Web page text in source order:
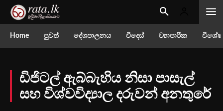
Home පුවත් දේශපාලනය විදෙස් ව්‍යාපාරික
ඩිජිටල් ඇබ්බැහිය නිසා පාසැල්
සහ විශ්වවිද්‍යාල දරුවන් අනතුරේ